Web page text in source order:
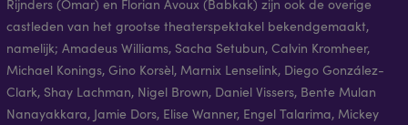
Rijnders (Omar) en Florian Avoux (Babkak) zijn ook de overige
castleden van het grootse theaterspektakel bekendgemaakt,
namelijk; Amadeus Williams, Sacha Setubun, Calvin Kromheer,
Michael Konings, Gino Korsèl, Marnix Lenselink, Diego González-
Clark, Shay Lachman, Nigel Brown, Daniel Vissers, Bente Mulan
Nanayakkara, Jamie Dors, Elise Wanner, Engel Talarima, Mickey